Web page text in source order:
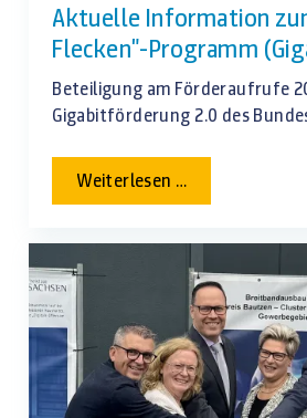
Aktuelle Information
Flecken"-Programm
Beteiligung am Förderaufrufe
Gigabitförderung 2.0 des
Weiterlesen …Aktuelle
Information
"Graue-
Flecken"-
Programm
(Gigabit-
RL
2.0)